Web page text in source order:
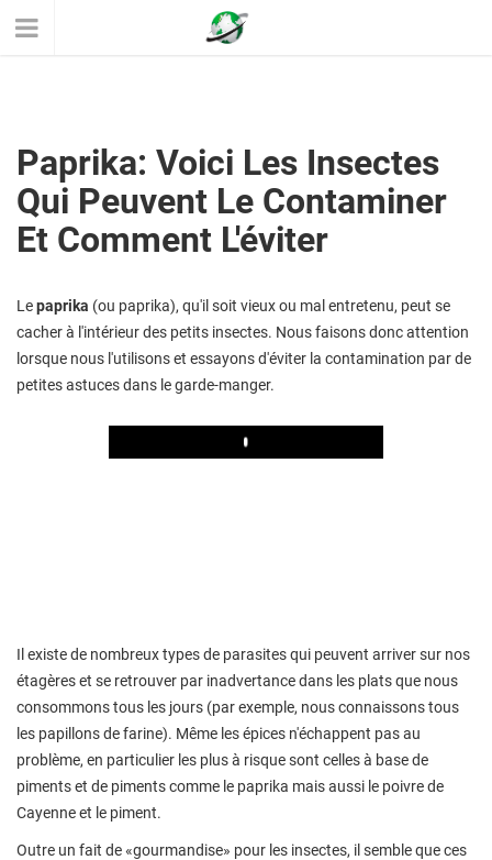
Paprika: Voici Les Insectes
Qui Peuvent Le Contaminer
Et Comment L'éviter
Lepaprika (ou paprika), qu'il soit vieux ou mal entretenu, peut se
cacher à l'intérieur des petits insectes. Nous faisons donc attention
lorsque nous l'utilisons et essayons d'éviter la contamination par de
petites astuces dans le garde-manger.
Play
Il existe de nombreux types de parasites qui peuvent arriver sur nos
étagères et se retrouver par inadvertance dans les plats que nous
consommons tous les jours (par exemple, nous connaissons tous
les papillons de farine). Même les épices n'échappent pas au
problème, en particulier les plus à risque sont celles à base de
piments et de piments comme le paprika mais aussi le poivre de
Cayenne et le piment.
Outre un fait de «gourmandise» pour les insectes, il semble que ces